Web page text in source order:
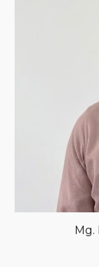
Mg.